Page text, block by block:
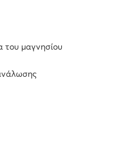
του μαγνησίου